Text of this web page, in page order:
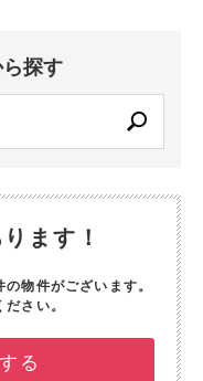
探す
ます！
物件がございます。
さい。
る